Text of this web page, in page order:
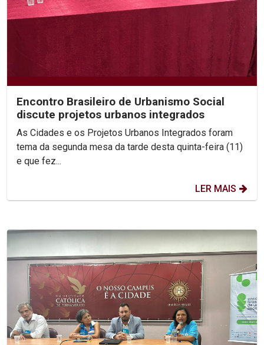
Encontro Brasileiro de Urbanismo Social
discute projetos urbanos integrados
As Cidades e os Projetos Urbanos Integrados foram
tema da segunda mesa da tarde desta quinta-feira (11)
e que fez...
LER MAIS